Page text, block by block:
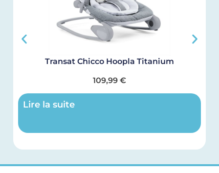
Transat Chicco Hoopla Titanium
109,99 €
Lire la suite